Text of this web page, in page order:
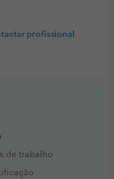
profissional
de trabalho